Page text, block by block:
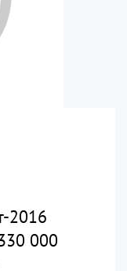
2016
000